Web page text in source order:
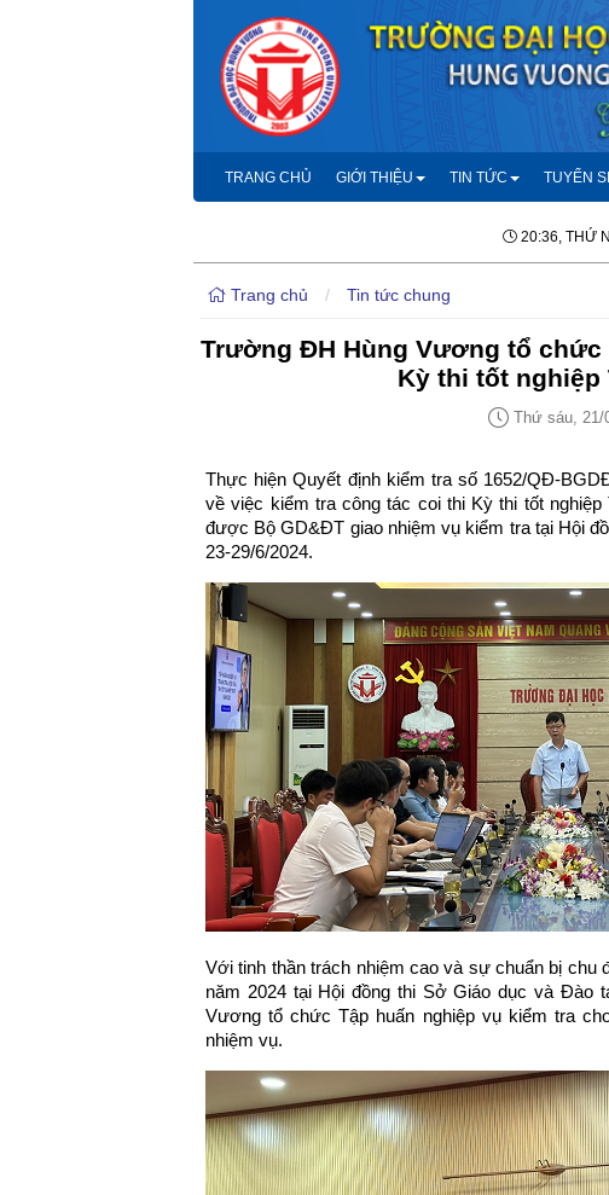
TRANG CHỦ GIỚI THIỆU TIN TỨC TUYỂN
20:36, THỨ
Trang chủ / Tin tức chung
Trường ĐH Hùng Vương tổ
Kỳ thi tốt nghiệp
Thứ sáu, 21/
Thực hiện Quyết định kiểm tra số 1652/QĐ-
về việc kiểm tra công tác coi thi Kỳ thi tốt
được Bộ GD&ĐT giao nhiệm vụ kiểm tra tại Hội
23-29/6/2024.
Với tinh thần trách nhiệm cao và sự chuẩn bị chu
năm 2024 tại Hội đồng thi Sở Giáo dục và Đào
Vương tổ chức Tập huấn nghiệp vụ kiểm tra
nhiệm vụ.